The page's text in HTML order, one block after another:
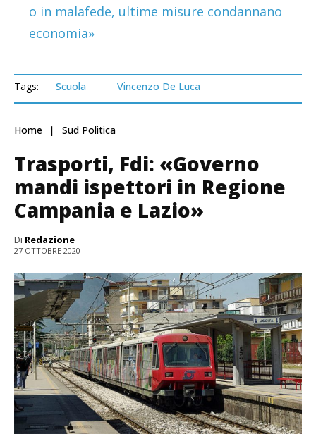
o in malafede, ultime misure condannano
economia»
Tags: Scuola Vincenzo De Luca
Home Sud Politica
Trasporti, Fdi: «Governo
mandi ispettori in Regione
Campania e Lazio»
Di Redazione
27 OTTOBRE 2020